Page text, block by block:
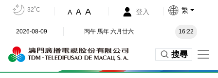
32˚C A A A 登入 繁
2026-08-09 丙午 馬年 六月廿六 16:22
搜尋